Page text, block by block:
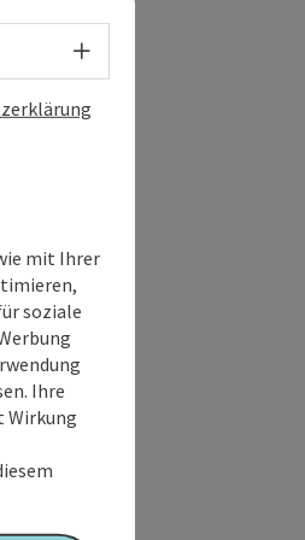
Sprachwahl - Menü öffnen
mit Ihrer
soziale
Ihre
Wirkung